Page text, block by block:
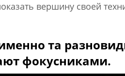
вершину своей
та
фокусниками.